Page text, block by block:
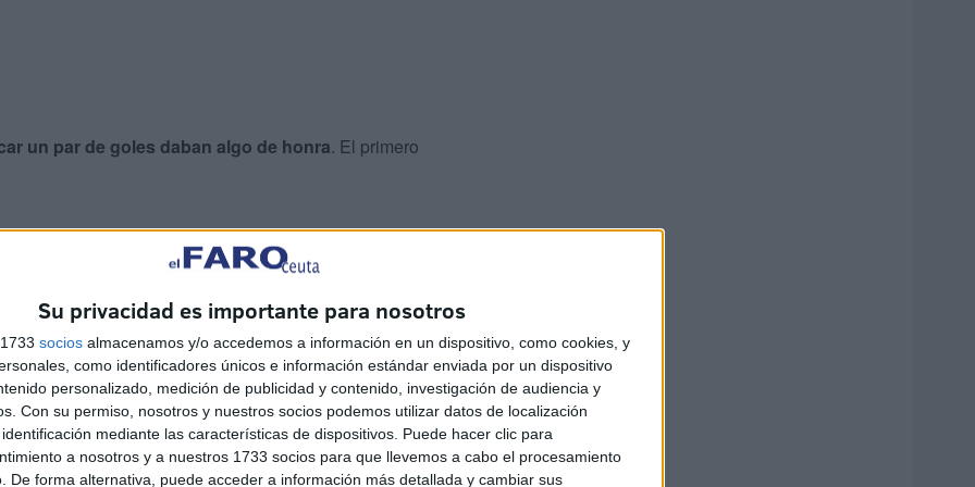
Su privacidad es importante para nosotros
socios almacenamos y/o accedemos a información en un dispositivo, como cookies, y
como identificadores únicos e información estándar enviada por un dispositivo
personalizado, medición de publicidad y contenido, investigación de audiencia y
Con su permiso, nosotros y nuestros socios podemos utilizar datos de localización
mediante las características de dispositivos. Puede hacer clic para
a nosotros y a nuestros 1733 socios para que llevemos a cabo el procesamiento
De forma alternativa, puede acceder a información más detallada y cambiar sus
un par de goles daban algo de honra. El primero
delCeutí. Los azares del destino hicieron que, una vez
del Betis de fútbol sala creara una carambola que